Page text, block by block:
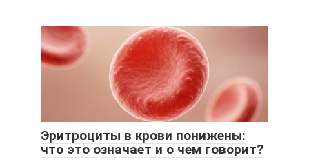
Эритроциты в крови понижены:
что это означает и о чем говорит?